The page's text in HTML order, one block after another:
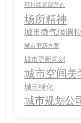
可持续景观营造
场所精神
城市微气候调控
城市更新方案
城市更新规划
城市空间美
城市绿化
城市规划公